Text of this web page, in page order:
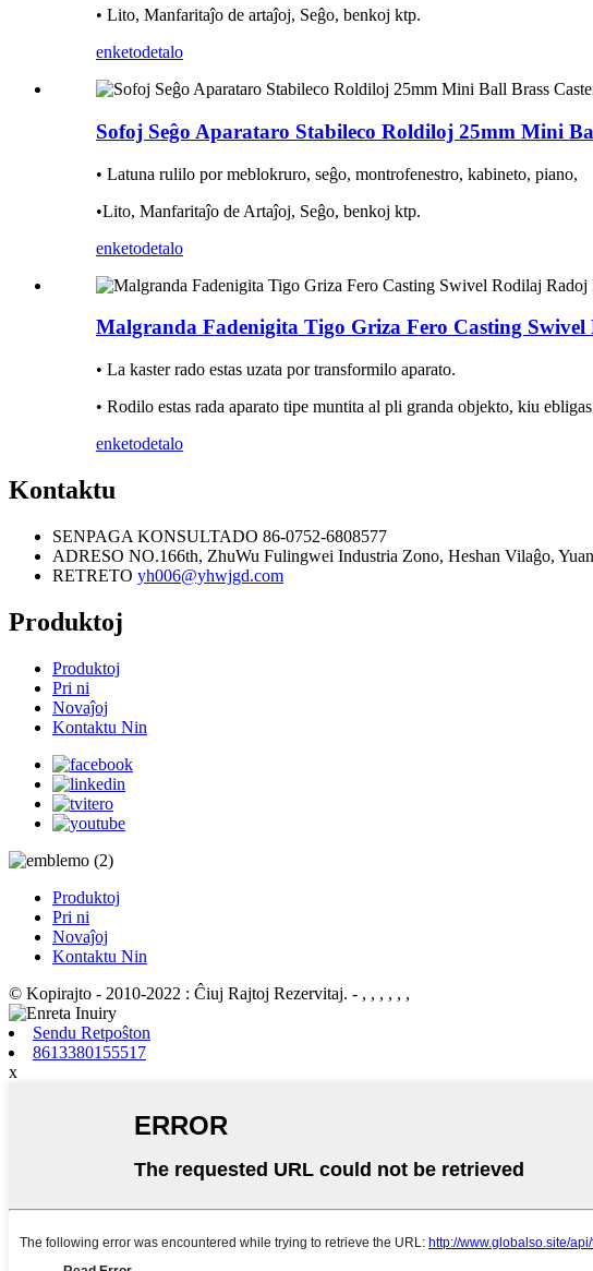
• Lito, Manfaritaĵo de artaĵoj, Seĝo, benkoj ktp.
enketodetalo
Sofoj Seĝo Aparataro Stabileco Roldiloj 25mm Mini
• Latuna rulilo por meblokruro, seĝo, montrofenestro, kabineto, piano,
•Lito, Manfaritaĵo de Artaĵoj, Seĝo, benkoj ktp.
enketodetalo
Malgranda Fadenigita Tigo Griza Fero Casting
• La kaster rado estas uzata por transformilo aparato.
• Rodilo estas rada aparato tipe muntita al pli granda objekto, kiu
enketodetalo
Kontaktu
SENPAGA KONSULTADO 86-0752-6808577
ADRESO NO.166th, ZhuWu Fulingwei Industria Zono, Heshan Vilaĝo,
RETRETO yh006@yhwjgd.com
Produktoj
Produktoj
Pri ni
Novaĵoj
Kontaktu Nin
Produktoj
Pri ni
Novaĵoj
Kontaktu Nin
© Kopirajto - 2010-2022 : Ĉiuj Rajtoj Rezervitaj. - , , , , , ,
Sendu Retpoŝton
8613380155517
x